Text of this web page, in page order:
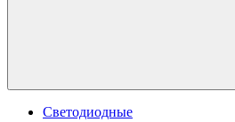
Светодиодные